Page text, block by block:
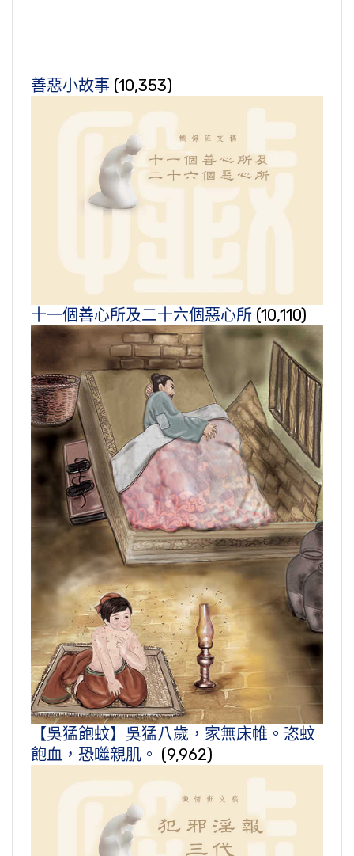
善惡小故事 (10,353)
十一個善心所及二十六個惡心所 (10,110)
【吳猛飽蚊】吳猛八歲，家無床帷。恣蚊
飽血，恐噬親肌。 (9,962)